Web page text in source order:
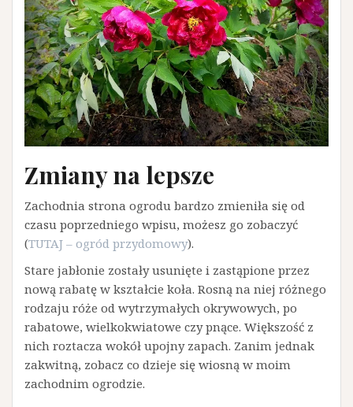
Zmiany na lepsze
Zachodnia strona ogrodu bardzo zmieniła się od
czasu poprzedniego wpisu, możesz go zobaczyć
(TUTAJ – ogród przydomowy).
Stare jabłonie zostały usunięte i zastąpione przez
nową rabatę w kształcie koła. Rosną na niej różnego
rodzaju róże od wytrzymałych okrywowych, po
rabatowe, wielkokwiatowe czy pnące. Większość z
nich roztacza wokół upojny zapach. Zanim jednak
zakwitną, zobacz co dzieje się wiosną w moim
zachodnim ogrodzie.